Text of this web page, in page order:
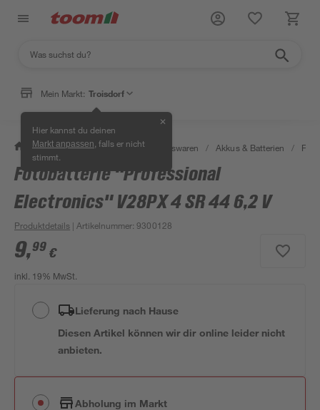
Mein Markt: Troisdorf
Hier kannst du deinen
Markt anpassen , falls er nicht
stimmt.
✕
/ Wohnen & Haushalt / Haushaltswaren / Akkus & Batterien /
Fotobatterie "Professional
Electronics" V28PX 4 SR 44 6,2 V
Produktdetails | Artikelnummer:9300128
9,99 €
inkl. 19% MwSt.
Lieferung nach Hause
Diesen Artikel können wir dir online leider nicht
anbieten.
Abholung im Markt